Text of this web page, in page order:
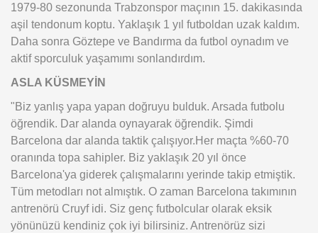
1979-80 sezonunda Trabzonspor maçının 15. dakikasında
aşil tendonum koptu. Yaklaşık 1 yıl futboldan uzak kaldım.
Daha sonra Göztepe ve Bandırma da futbol oynadım ve
aktif sporculuk yaşamımı sonlandırdım.
ASLA KÜSMEYİN
"Biz yanlış yapa yapan doğruyu bulduk. Arsada futbolu
öğrendik. Dar alanda oynayarak öğrendik. Şimdi
Barcelona dar alanda taktik çalışıyor.Her maçta %60-70
oranında topa sahipler. Biz yaklaşık 20 yıl önce
Barcelona'ya giderek çalışmalarını yerinde takip etmiştik.
Tüm metodları not almıştık. O zaman Barcelona takımının
antrenörü Cruyf idi. Siz genç futbolcular olarak eksik
yönünüzü kendiniz çok iyi bilirsiniz. Antrenörüz sizi